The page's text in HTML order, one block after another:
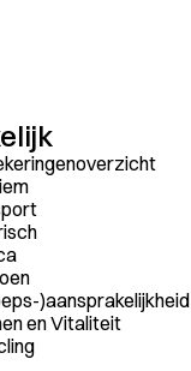
)aansprakelijkheid
en Vitaliteit